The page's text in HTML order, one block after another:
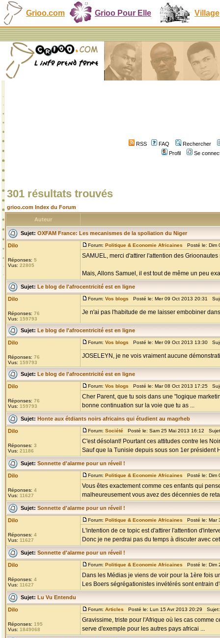
Grioo.com Grioo Pour Elle Village
RSS FAQ
Rechercher
Profil
Se
301 résultats trouvés
grioo.com Index du Forum
Auteur
Sujet: OXFAM France: Les mecanismes de la spoliation du Niger
Dilo
Réponses: 5
Vus: 22805
Forum: Politique & Economie Africaines Posté le: Dim
SAMUEL, merci d'attirer l'attention des
Mais, Allons Samuel, il est tout de même un peu
Sujet: Le blog de l'afrocentricité est en ligne
Dilo
Réponses: 76
Vus: 159793
Forum: Vos blogs Posté le: Mer 09 Oct 2013 20:31
Je n'ai pas l'habitude de me laisser embobiner
Sujet: Le blog de l'afrocentricité est en ligne
Dilo
Réponses: 76
Vus: 159793
Forum: Vos blogs Posté le: Mer 09 Oct 2013 13:30
JOSELEYN, je ne vois vraiment aucune
Sujet: Le blog de l'afrocentricité est en ligne
Dilo
Réponses: 76
Vus: 159793
Forum: Vos blogs Posté le: Mar 08 Oct 2013 17:25
Cher Parent, que tu sois dans une "logique
bonne continuation sur la voie que tu as ...
Sujet: Honte aux étdiants noirs africains qui étudient au magrheb
Dilo
Réponses: 3
Vus: 21186
Forum: Société Posté le: Sam 25 Mai 2013 16:12
C'est désolant! Pourtant ces attitudes contre les
Sauf que la Tunisie depuis sous son 1er président
Sujet: Sonnette d'alarme pour un réveil !
Dilo
Réponses: 4
Vus: 11627
Forum: Politique & Economie Africaines Posté le: Dim
Vous êtes exactement comme ces enfants qui
malheureusement vous avez des décennies de
Sujet: Sonnette d'alarme pour un réveil !
Dilo
Réponses: 4
Vus: 11627
Forum: Politique & Economie Africaines Posté le: Mar
L'intention de ce topic est d'attirer l'attention
Donc je ne perdrai pas du temps à discuter avec
Sujet: Sonnette d'alarme pour un réveil !
Dilo
Réponses: 4
Vus: 11627
Forum: Politique & Economie Africaines Posté le: Dim
Dans les Médias je viens de voir pour la 1ère fois
Les Boers ségrégationistes invétérés sont entrain
Sujet: Lu Vu Entendu
Dilo
Réponses: 195
Vus: 1849068
Forum: Articles Posté le: Lun 15 Avr 2013 20:29
Gravissime, triste pour l'Afrique où les cas comme
serve d'exemple pour les autres pays africai ...